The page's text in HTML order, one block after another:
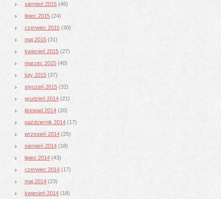
sierpień 2015 (46)
lipiec 2015 (24)
czerwiec 2015 (30)
maj 2015 (31)
kwiecień 2015 (27)
marzec 2015 (40)
luty 2015 (37)
styczeń 2015 (32)
grudzień 2014 (21)
listopad 2014 (20)
październik 2014 (17)
wrzesień 2014 (25)
sierpień 2014 (18)
lipiec 2014 (43)
czerwiec 2014 (17)
maj 2014 (23)
kwiecień 2014 (18)